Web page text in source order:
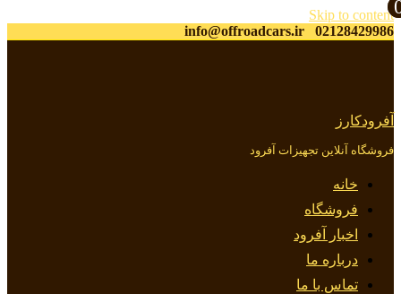
Skip to content
02128429986
info@offroadcars.ir
آفرودکارز
فروشگاه آنلاین تجهیزات آفرود
خانه
فروشگاه
اخبار آفرود
درباره ما
تماس با ما